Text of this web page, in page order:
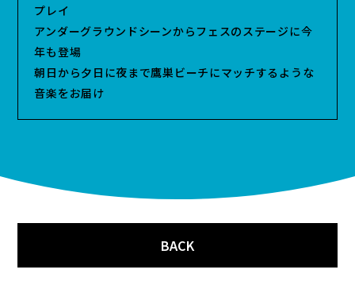
プレイ
アンダーグラウンドシーンからフェスのステージに今
年も登場
朝日から夕日に夜まで鷹巣ビーチにマッチするような
音楽をお届け
BACK